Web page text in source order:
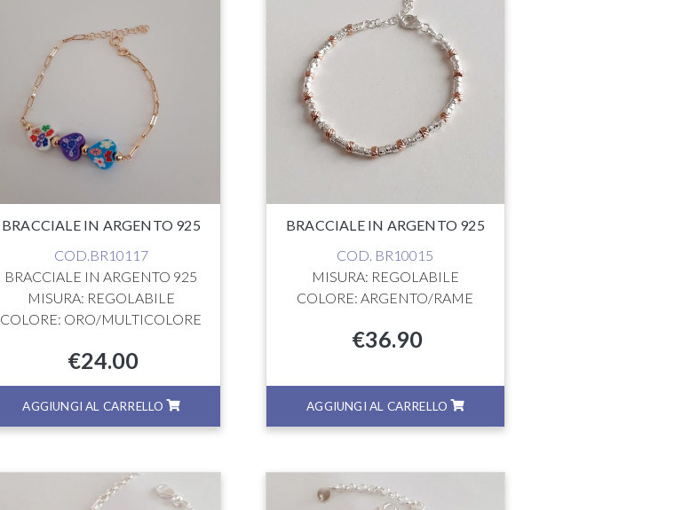
BRACCIALE IN ARGENTO 925
COD.BR10117
BRACCIALE IN ARGENTO 925
MISURA: REGOLABILE
COLORE: ORO/MULTICOLORE
€24.00
AGGIUNGI AL CARRELLO
BRACCIALE IN ARGENTO 925
COD. BR10015
MISURA: REGOLABILE
COLORE: ARGENTO/RAME
€36.90
AGGIUNGI AL CARRELLO